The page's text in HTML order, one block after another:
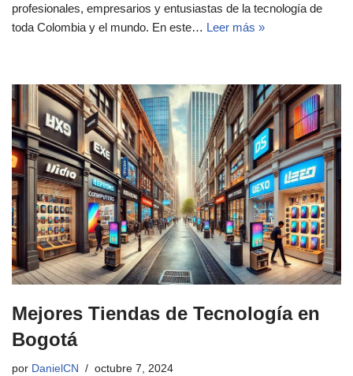
profesionales, empresarios y entusiastas de la tecnología de
toda Colombia y el mundo. En este… Leer más »
Mejores Tiendas de Tecnología en
Bogotá
por DanielCN octubre 7, 2024